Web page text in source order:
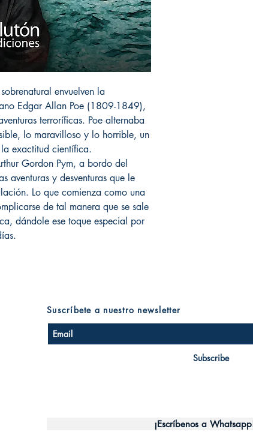
envuelven la
Edgar Allan Poe (1809-1849),
terroríficas. Poe alternaba
lo maravilloso y lo horrible, un
exactitud científica.
Gordon Pym, a bordo del
aventuras y desventuras que le
Lo que comienza como una
de tal manera que se sale
dándole ese toque especial por
Subscribe
Suscríbete a nuestro newsletter
¡Escríbenos a